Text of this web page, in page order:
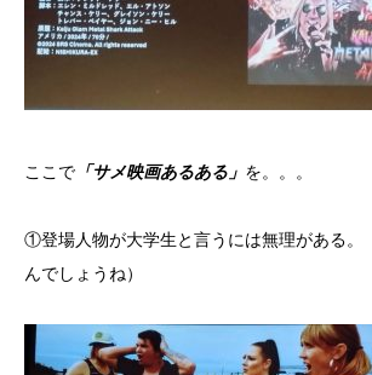
ここで 「サメ映画あるある」 を。。。
①登場人物が大学生と言うには無理がある。
んでしょうね）